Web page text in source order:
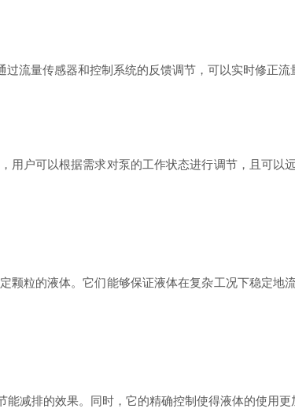
量传感器和控制系统的反馈调节，可以实时修正流
户可以根据需求对泵的工作状态进行调节，且可以
的液体。它们能够保证液体在复杂工况下稳定地流
排的效果。同时，它的精确控制使得液体的使用更